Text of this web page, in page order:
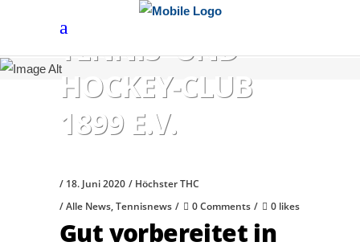
HÖCHSTER
TENNIS- UND
HOCKEY-CLUB
1899 E.V.
18. Juni 2020
Höchster THC
Alle News,Tennisnews 0 Comments 0 likes
Gut vorbereitet in